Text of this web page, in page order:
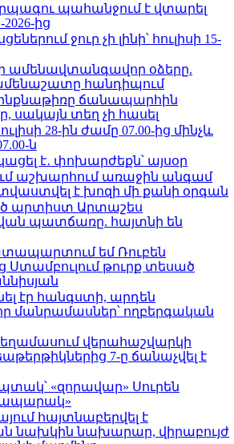
պահանջում է վտարել
ից
ջուր չի լինի՝ հուլիսի 15-
ամենավտանգավոր օձերը.
հանդիպում
ինքնաթիռը ճանապարհին
սակայն տեղ չի հասել
28-ին ժամը 07.00-ից մինչև
ն
է․ փոխարժեքն՝ այսօր
աշխարհում առաջին անգամ
է խոզի մի քանի օրգան
արտիստ Արտաշես
պատճառը. հայտնի են
եմ Ռուբեն
Ստամբուլում թուրք տեսած
էր հանգստի, արդեն
մանրամասներ՝ ողբերգական
վերահաշվարկի
7-ը ճանաչվել է
«զորավար» Սուրեն
հայտնաբերվել է
նախկին նախարար, վիրաբույժ